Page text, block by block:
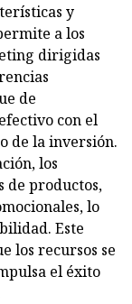
y
a los
dirigidas
de
con el
de la inversión.
los
de productos,
lo
Este
los recursos se
el éxito